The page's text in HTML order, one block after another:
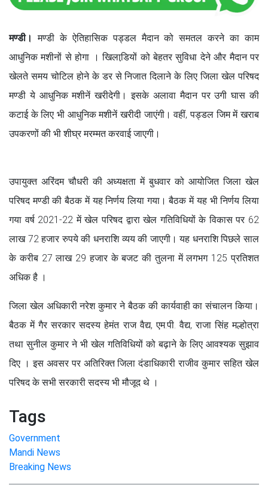
मण्डी।मण्डी के ऐतिहासिक पड्डल मैदान को समतल करने का काम
आधुनिक मशीनों से होगा । खिलाडि़यों को बेहतर सुविधा देने और मैदान पर
खेलते समय चोटिल होने के डर से निजात दिलाने के लिए जिला खेल परिषद
मण्डी ये आधुनिक मशीनें खरीदेगी। इसके अलावा मैदान पर उगी घास की
कटाई के लिए भी आधुनिक मशीनें खरीदी जाएंगी। वहीं, पड्डल जिम में खराब
उपकरणों की भी शीघ्र मरम्मत करवाई जाएगी।
उपायुक्त अरिंदम चौधरी की अध्यक्षता में बुधवार को आयोजित जिला खेल
परिषद मण्डी की बैठक में यह निर्णय लिया गया। बैठक में यह भी निर्णय लिया
गया वर्ष 2021-22 में खेल परिषद द्वारा खेल गतिविधियों के विकास पर 62
लाख 72 हजार रुपये की धनराशि व्यय की जाएगी। यह धनराशि पिछले साल
के करीब 27 लाख 29 हजार के बजट की तुलना में लगभग 125 प्रतिशत
अधिक है ।
जिला खेल अधिकारी नरेश कुमार ने बैठक की कार्यवाही का संचालन किया।
बैठक में गैर सरकार सदस्य हेमंत राज वैद्य, एम.पी. वैद्य, राजा सिंह मल्होत्रा
तथा सुनील कुमार ने भी खेल गतिविधियों को बढ़ाने के लिए आवश्यक सुझाव
दिए । इस अवसर पर अतिरिक्त जिला दंडाधिकारी राजीव कुमार सहित खेल
परिषद के सभी सरकारी सदस्य भी मौजूद थे ।
Tags
Government
Mandi News
Breaking News